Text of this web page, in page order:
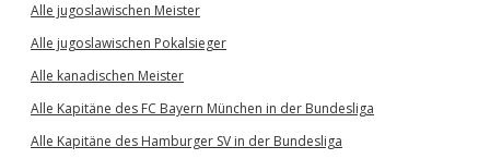
Alle jugoslawischen Meister
Alle jugoslawischen Pokalsieger
Alle kanadischen Meister
Alle Kapitäne des FC Bayern München in der Bundesliga
Alle Kapitäne des Hamburger SV in der Bundesliga